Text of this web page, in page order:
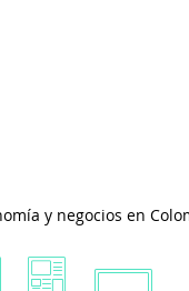
y negocios en